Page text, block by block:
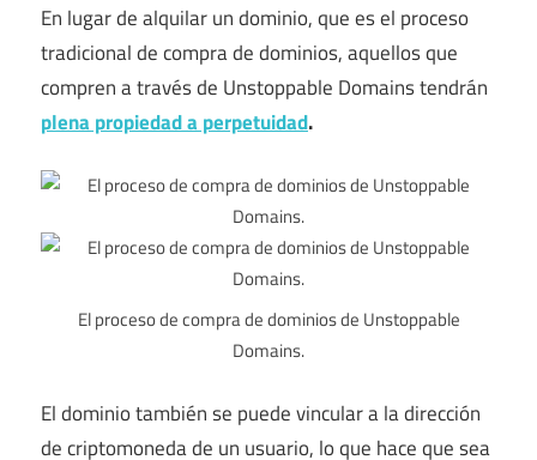
En lugar de alquilar un dominio, que es el proceso
tradicional de compra de dominios, aquellos que
compren a través de Unstoppable Domains tendrán
plena propiedad a perpetuidad.
El proceso de compra de dominios de Unstoppable
Domains.
El dominio también se puede vincular a la dirección
de criptomoneda de un usuario, lo que hace que sea